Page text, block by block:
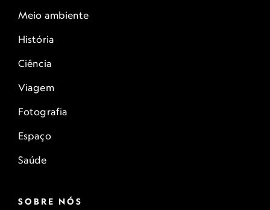
Meio ambiente
História
Ciência
Viagem
Fotografia
Espaço
Saúde
SOBRE NÓS